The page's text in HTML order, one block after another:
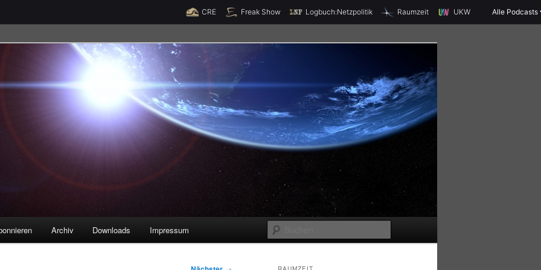
Spende jetzt!
CRE Freak Show Logbuch:Netzpolitik Raumzeit UKW Alle Podcasts
u
Archiv Downloads Impressum